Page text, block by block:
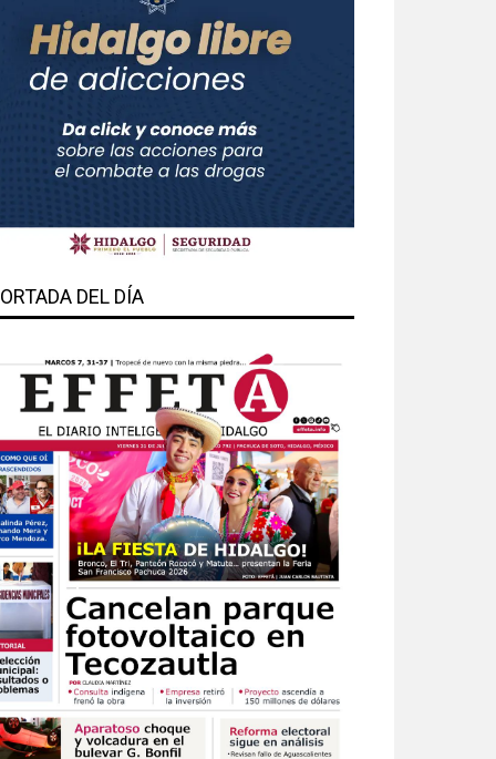
DEL DÍA